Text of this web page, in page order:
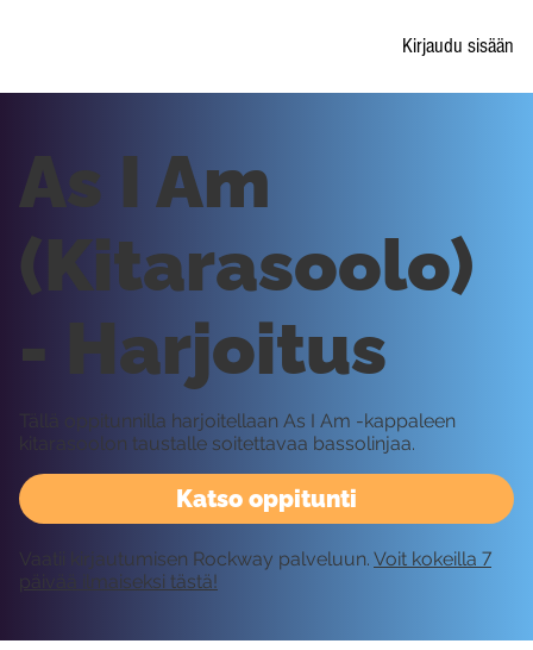
Kirjaudu sisään
Katso oppitunti
As I Am
(Kitarasoolo)
- Harjoitus
Tällä oppitunnilla harjoitellaan As I Am -kappaleen
kitarasoolon taustalle soitettavaa bassolinjaa.
Vaatii kirjautumisen Rockway palveluun. Voit kokeilla 7
päivää ilmaiseksi tästä!